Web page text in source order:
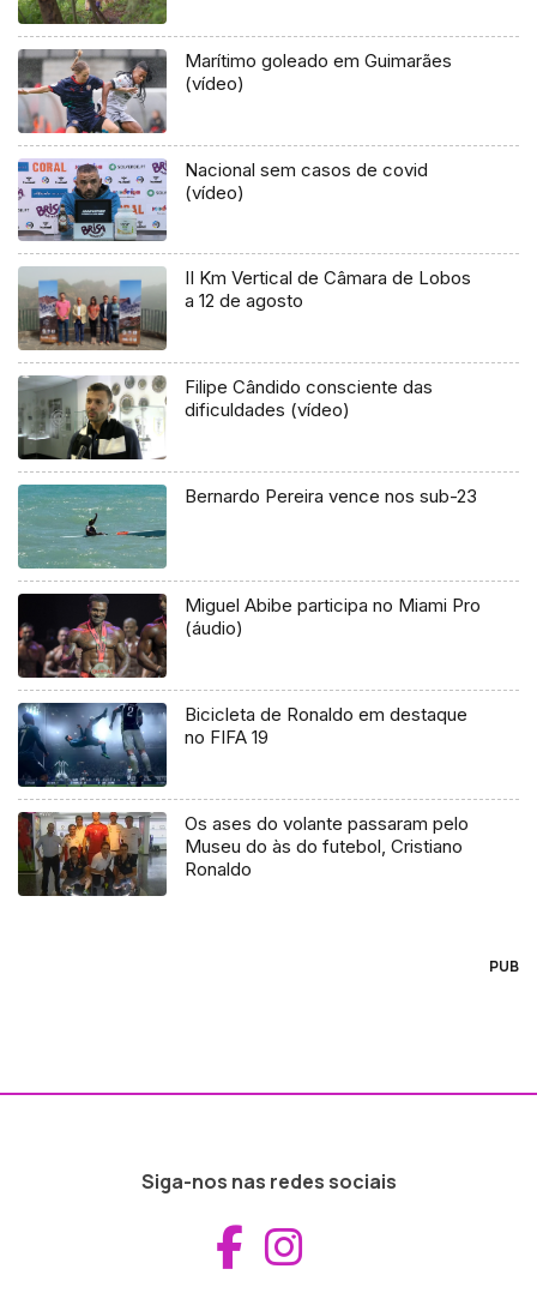
Marítimo goleado em Guimarães
(vídeo)
Nacional sem casos de covid
(vídeo)
II Km Vertical de Câmara de Lobos
a 12 de agosto
Filipe Cândido consciente das
dificuldades (vídeo)
Bernardo Pereira vence nos sub-23
Miguel Abibe participa no Miami Pro
(áudio)
Bicicleta de Ronaldo em destaque
no FIFA 19
Os ases do volante passaram pelo
Museu do às do futebol, Cristiano
Ronaldo
PUB
Siga-nos nas redes sociais
Aceder ao